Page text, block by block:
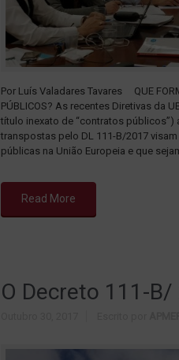
Por Luís Valadares Tavares QUE
PÚBLICOS? As recentes Diretivas da
título inexato de “contratos
transpostas pelo DL 111-B/2017
públicas na União Europeia e que
Read More
O Decreto 111-